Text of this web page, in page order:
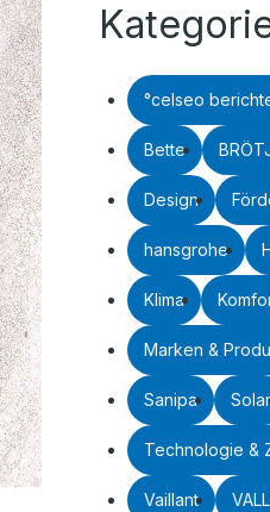
°celseo
Bette
Design
hansgrohe
Klima
Marken &
Sanipa Solar
Technologie &
Vaillant